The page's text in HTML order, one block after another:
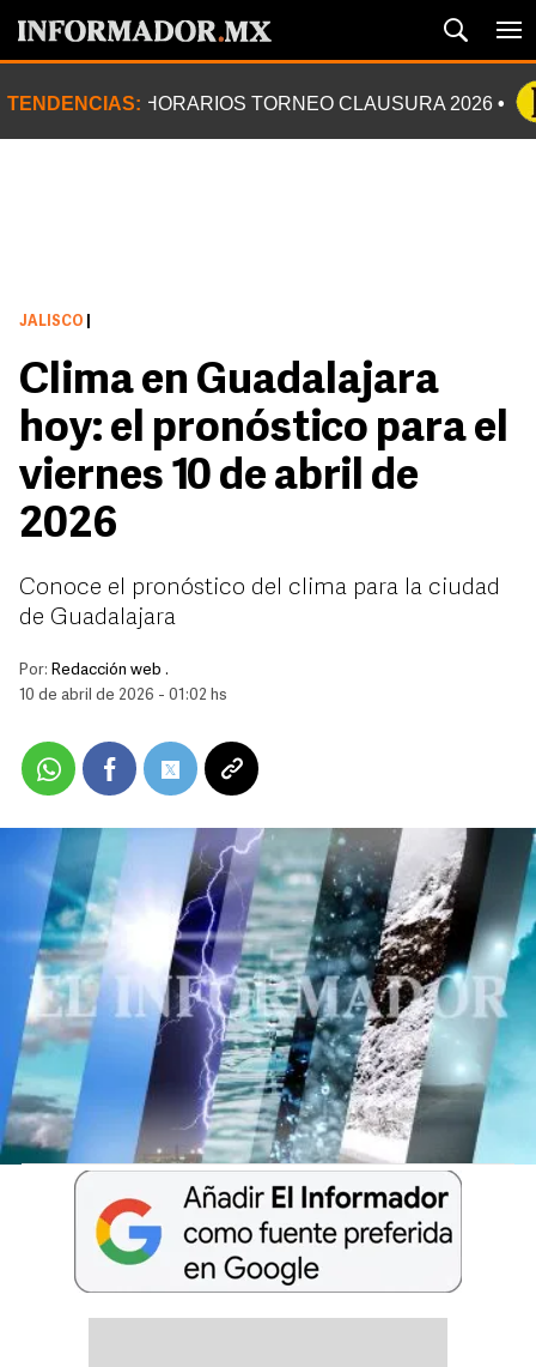
TENDENCIAS: HORARIOS TORNEO CLAUSURA 2026
JALISCO
Clima en Guadalajara
hoy: el pronóstico para el
viernes 10 de abril de
2026
Conoce el pronóstico del clima para la ciudad
de Guadalajara
Por: Redacción web .
10 de abril de 2026 - 01:02 hs